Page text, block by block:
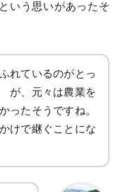
いう思いがあったそ
れているのがとっ
が、元々は農業を
ったそうですね。
けで継ぐことにな